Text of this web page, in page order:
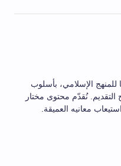
الإسلامي، بأسلوب
نُقدّم محتوى مختار
معانيه العميقة.